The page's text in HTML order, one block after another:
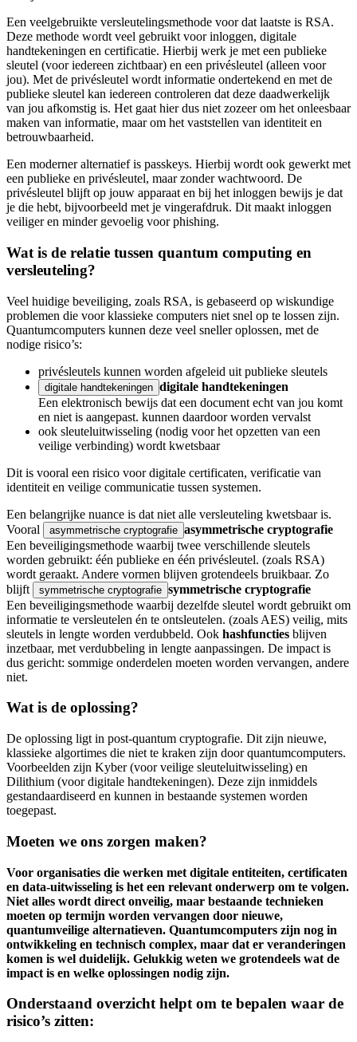
Een veelgebruikte versleutelingsmethode voor dat laatste is RSA.
Deze methode wordt veel gebruikt voor inloggen, digitale
handtekeningen en certificatie. Hierbij werk je met een publieke
sleutel (voor iedereen zichtbaar) en een privésleutel (alleen voor
jou). Met de privésleutel wordt informatie ondertekend en met de
publieke sleutel kan iedereen controleren dat deze daadwerkelijk
van jou afkomstig is. Het gaat hier dus niet zozeer om het onleesbaar
maken van informatie, maar om het vaststellen van identiteit en
betrouwbaarheid.
Een moderner alternatief is passkeys. Hierbij wordt ook gewerkt met
een publieke en privésleutel, maar zonder wachtwoord. De
privésleutel blijft op jouw apparaat en bij het inloggen bewijs je dat
je die hebt, bijvoorbeeld met je vingerafdruk. Dit maakt inloggen
veiliger en minder gevoelig voor phishing.
Wat is de relatie tussen quantum computing en
versleuteling?
Veel huidige beveiliging, zoals RSA, is gebaseerd op wiskundige
problemen die voor klassieke computers niet snel op te lossen zijn.
Quantumcomputers kunnen deze veel sneller oplossen, met de
nodige risico’s:
privésleutels kunnen worden afgeleid uit publieke sleutels
digitale handtekeningen digitale handtekeningen
Een elektronisch bewijs dat een document echt van jou komt
en niet is aangepast. kunnen daardoor worden vervalst
ook sleuteluitwisseling (nodig voor het opzetten van een
veilige verbinding) wordt kwetsbaar
Dit is vooral een risico voor digitale certificaten, verificatie van
identiteit en veilige communicatie tussen systemen.
Een belangrijke nuance is dat niet alle versleuteling kwetsbaar is.
Vooral
asymmetrische cryptografie asymmetrische cryptografie
Een beveiligingsmethode waarbij twee verschillende sleutels
worden gebruikt: één publieke en één privésleutel. (zoals RSA)
wordt geraakt. Andere vormen blijven grotendeels bruikbaar. Zo
blijft
symmetrische cryptografie symmetrische cryptografie
Een beveiligingsmethode waarbij dezelfde sleutel wordt gebruikt om
informatie te versleutelen én te ontsleutelen. (zoals AES) veilig, mits
sleutels in lengte worden verdubbeld. Ook hashfuncties blijven
inzetbaar, met verdubbeling in lengte aanpassingen. De impact is
dus gericht: sommige onderdelen moeten worden vervangen, andere
niet.
Wat is de oplossing?
De oplossing ligt in post-quantum cryptografie. Dit zijn nieuwe,
klassieke algortimes die niet te kraken zijn door quantumcomputers.
Voorbeelden zijn Kyber (voor veilige sleuteluitwisseling) en
Dilithium (voor digitale handtekeningen). Deze zijn inmiddels
gestandaardiseerd en kunnen in bestaande systemen worden
toegepast.
Moeten we ons zorgen maken?
Voor organisaties die werken met digitale entiteiten, certificaten
en data-uitwisseling is het een relevant onderwerp om te volgen.
Niet alles wordt direct onveilig, maar bestaande technieken
moeten op termijn worden vervangen door nieuwe,
quantumveilige alternatieven. Quantumcomputers zijn nog in
ontwikkeling en technisch complex, maar dat er veranderingen
komen is wel duidelijk. Gelukkig weten we grotendeels wat de
impact is en welke oplossingen nodig zijn.
Onderstaand overzicht helpt om te bepalen waar de
risico’s zitten: